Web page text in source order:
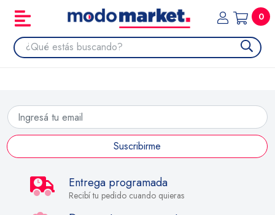
0
Suscribirme
Entrega programada
Recibí tu pedido cuando quieras